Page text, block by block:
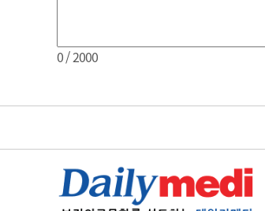
0/ 2000